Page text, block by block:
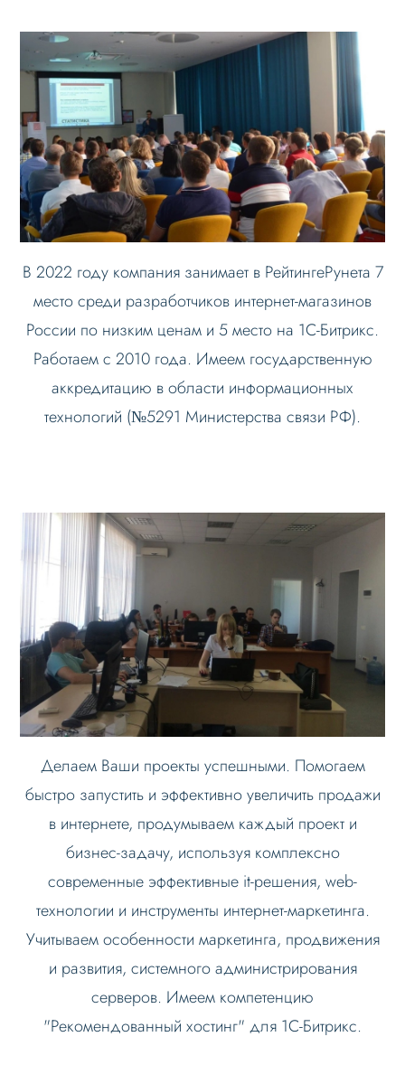
В 2022 году компания занимает в РейтингеРунета 7
место среди разработчиков интернет-магазинов
России по низким ценам и 5 место на 1С-Битрикс.
Работаем с 2010 года. Имеем государственную
аккредитацию в области информационных
технологий (№5291 Министерства связи РФ).
Делаем Ваши проекты успешными. Помогаем
быстро запустить и эффективно увеличить продажи
в интернете, продумываем каждый проект и
бизнес-задачу, используя комплексно
современные эффективные it-решения, web-
технологии и инструменты интернет-маркетинга.
Учитываем особенности маркетинга, продвижения
и развития, системного администрирования
серверов. Имеем компетенцию
"Рекомендованный хостинг" для 1С-Битрикс.